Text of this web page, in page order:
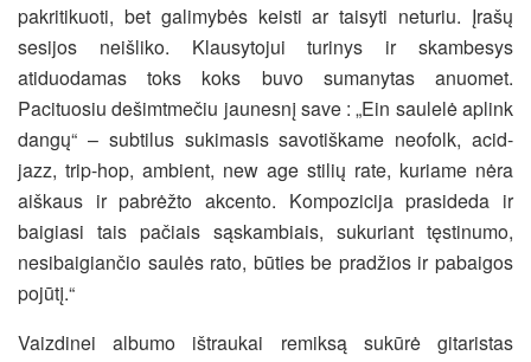
pakritikuoti, bet galimybės keisti ar taisyti neturiu. Įrašų
sesijos neišliko. Klausytojui turinys ir skambesys
atiduodamas toks koks buvo sumanytas anuomet.
Pacituosiu dešimtmečiu jaunesnį save : „Ein saulelė aplink
dangų“ – subtilus sukimasis savotiškame neofolk, acid-
jazz, trip-hop, ambient, new age stilių rate, kuriame nėra
aiškaus ir pabrėžto akcento. Kompozicija prasideda ir
baigiasi tais pačiais sąskambiais, sukuriant tęstinumo,
nesibaigiančio saulės rato, būties be pradžios ir pabaigos
pojūtį.“
Vaizdinei albumo ištraukai remiksą sukūrė gitaristas